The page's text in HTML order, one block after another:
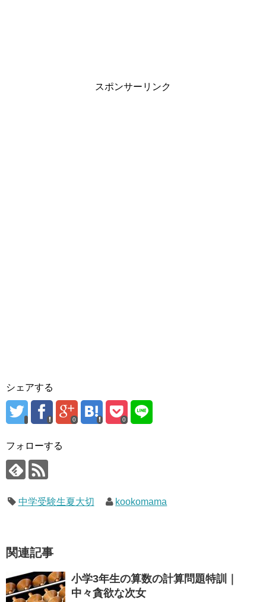
スポンサーリンク
シェアする
0 0
フォローする
中学受験生夏大切 kookomama
関連記事
小学3年生の算数の計算問題特訓｜
中々貪欲な次女